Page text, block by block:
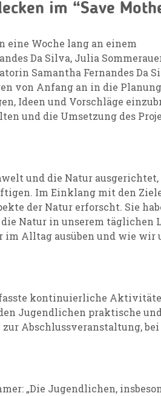
im “Save
eine Woche lang an einem
Da Silva, Julia
Samantha Fernandes Da
von Anfang an in die
Ideen und Vorschläge
und die Umsetzung des
und die Natur
Im Einklang mit den
der Natur erforscht. Sie
Natur in unserem täglichen
Alltag ausüben und wie wir
kontinuierliche
Jugendlichen praktische und
Abschlussveranstaltung, bei
„Die Jugendlichen,